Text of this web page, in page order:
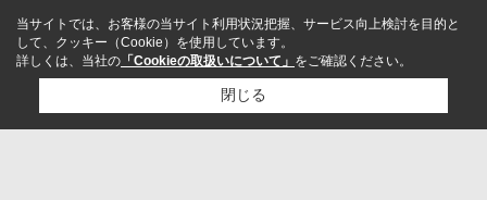
当サイトでは、お客様の当サイト利用状況把握、サービス向上検討を目的と
して、クッキー（Cookie）を使用しています。
詳しくは、当社の 「Cookieの取扱いについて」 をご確認ください。
閉じる